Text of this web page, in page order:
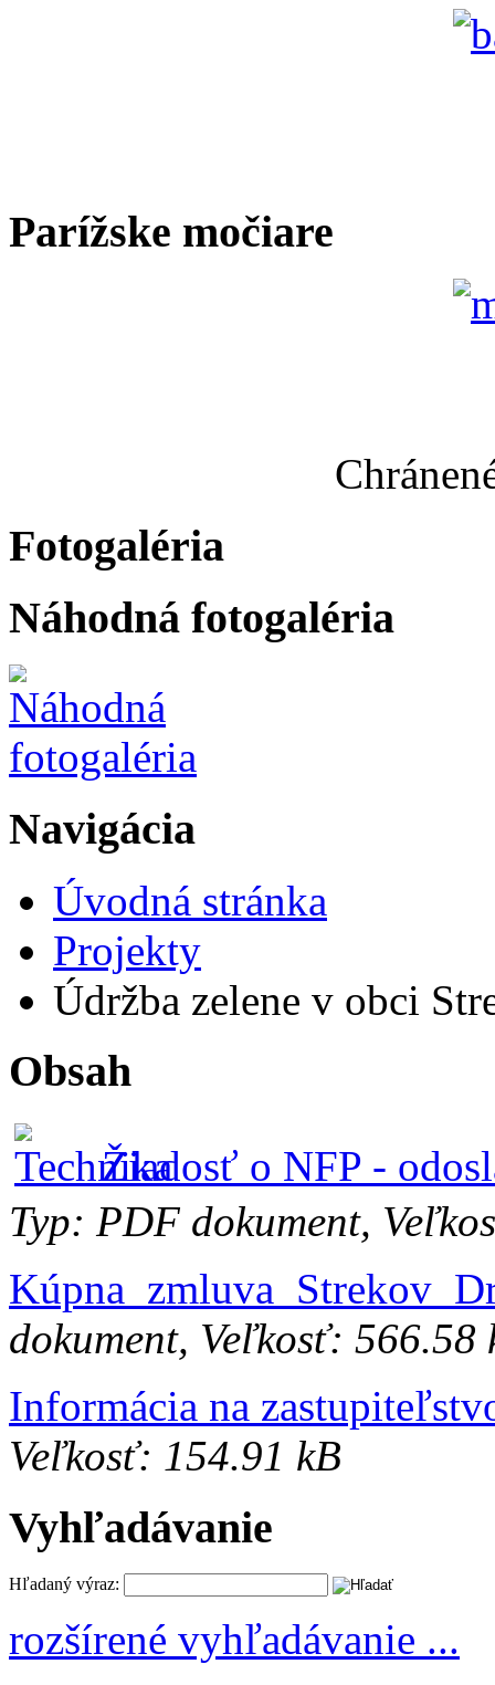
Parížske močiare
Fotogaléria
Náhodná fotogaléria
Navigácia
Úvodná stránka
Projekty
Údržba zelene v obci
Obsah
Žiadosť o NFP -
Typ: PDF dokument,
dokument, Veľkosť: 566.58
Informácia na
Veľkosť: 154.91 kB
Vyhľadávanie
Hľadaný výraz:
rozšírené vyhľadávanie ...